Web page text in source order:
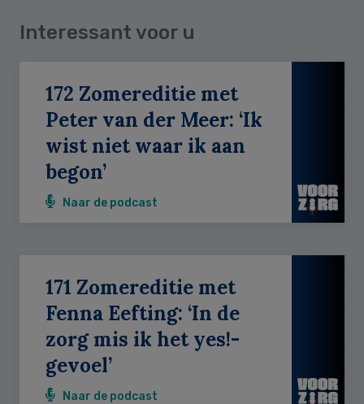
Interessant voor u
172 Zomereditie met
Peter van der Meer: ‘Ik
wist niet waar ik aan
begon’
Naar de podcast
171 Zomereditie met
Fenna Eefting: ‘In de
zorg mis ik het yes!-
gevoel’
Naar de podcast